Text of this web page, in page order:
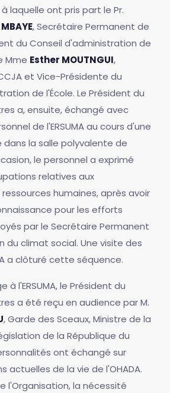
laquelle ont pris part le Pr.
, Secrétaire Permanent de
du Conseil d'administration de
Mme Esther MOUTNGUI,
et Vice-Présidente du
de l'École. Le Président du
a, ensuite, échangé avec
de l'ERSUMA au cours d'une
dans la salle polyvalente de
le personnel a exprimé
relatives aux
humaines, après avoir
pour les efforts
par le Secrétaire Permanent
du climat social. Une visite des
a clôturé cette séquence.
à l'ERSUMA, le Président du
a été reçu en audience par M.
, Garde des Sceaux, Ministre de la
de la République du
ont échangé sur
actuelles de la vie de l'OHADA.
l'Organisation, la nécessité